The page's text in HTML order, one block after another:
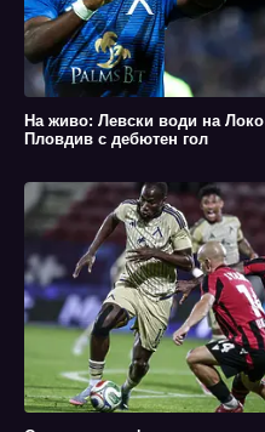
На живо: Левски води на Локо
Пловдив с дебютен гол